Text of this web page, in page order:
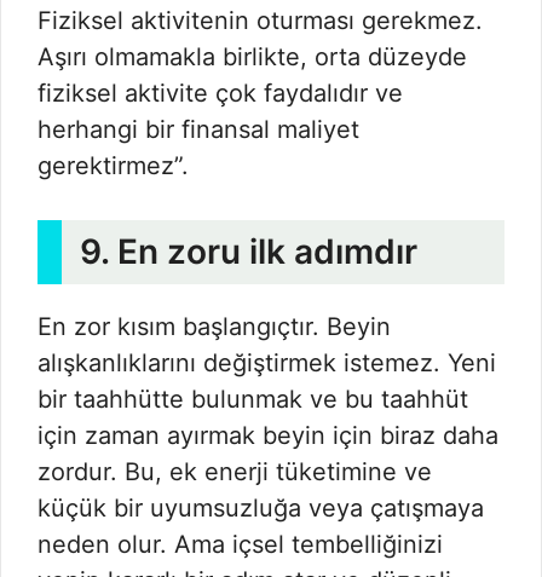
Fiziksel aktivitenin oturması gerekmez.
Aşırı olmamakla birlikte, orta düzeyde
fiziksel aktivite çok faydalıdır ve
herhangi bir finansal maliyet
gerektirmez”.
9. En zoru ilk adımdır
En zor kısım başlangıçtır. Beyin
alışkanlıklarını değiştirmek istemez. Yeni
bir taahhütte bulunmak ve bu taahhüt
için zaman ayırmak beyin için biraz daha
zordur. Bu, ek enerji tüketimine ve
küçük bir uyumsuzluğa veya çatışmaya
neden olur. Ama içsel tembelliğinizi